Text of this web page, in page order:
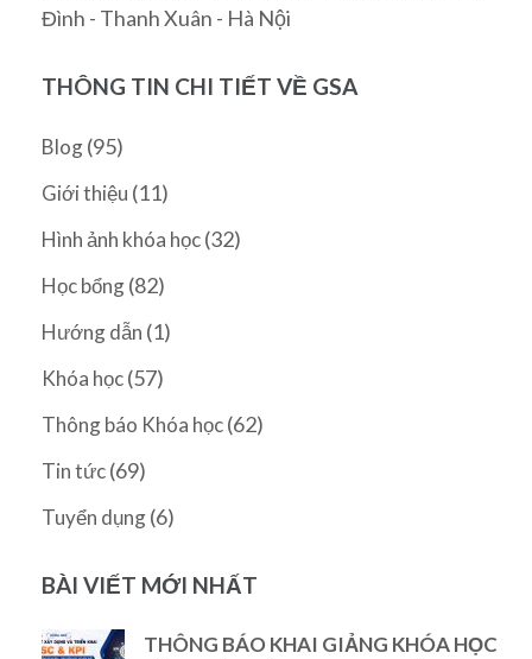
Đình - Thanh Xuân - Hà Nội
THÔNG TIN CHI TIẾT VỀ GSA
Blog(95)
Giới thiệu (11)
Hình ảnh khóa học(32)
Học bổng(82)
Hướng dẫn (1)
Khóa học(57)
Thông báo Khóa học(62)
Tin tức(69)
Tuyển dụng(6)
BÀI VIẾT MỚI NHẤT
THÔNG BÁO KHAI GIẢNG KHÓA HỌC